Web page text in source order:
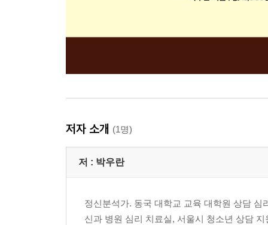
저자 소개 (1명)
저 : 박우란
정신분석가. 동국 대학교 교육 대학원 상담
신과 병원 심리 치료실, 서울시 청소년 상담